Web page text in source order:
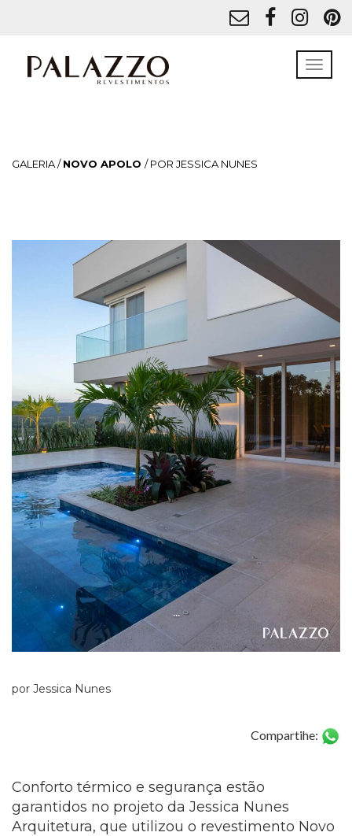
GALERIA /NOVO APOLO / POR JESSICA NUNES
por Jessica Nunes
Compartihe:
Conforto térmico e segurança estão
garantidos no projeto da Jessica Nunes
Arquitetura, que utilizou o revestimento Novo